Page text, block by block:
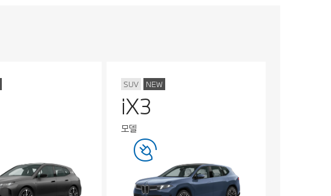
SUV NEW
iX3
모델